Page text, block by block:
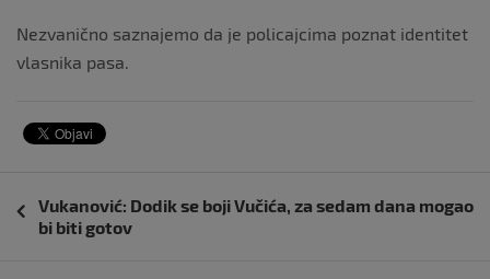
Nezvanično saznajemo da je policajcima poznat identitet
vlasnika pasa.
objava
Vukanović: Dodik se boji Vučića, za sedam dana mogao
bi biti gotov